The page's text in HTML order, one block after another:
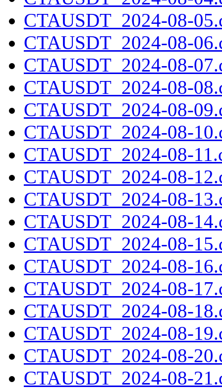
CTAUSDT_2024-08-
CTAUSDT_2024-08-
CTAUSDT_2024-08-
CTAUSDT_2024-08-
CTAUSDT_2024-08-
CTAUSDT_2024-08-
CTAUSDT_2024-08-
CTAUSDT_2024-08-
CTAUSDT_2024-08-
CTAUSDT_2024-08-
CTAUSDT_2024-08-
CTAUSDT_2024-08-
CTAUSDT_2024-08-
CTAUSDT_2024-08-
CTAUSDT_2024-08-
CTAUSDT_2024-08-
CTAUSDT_2024-08-